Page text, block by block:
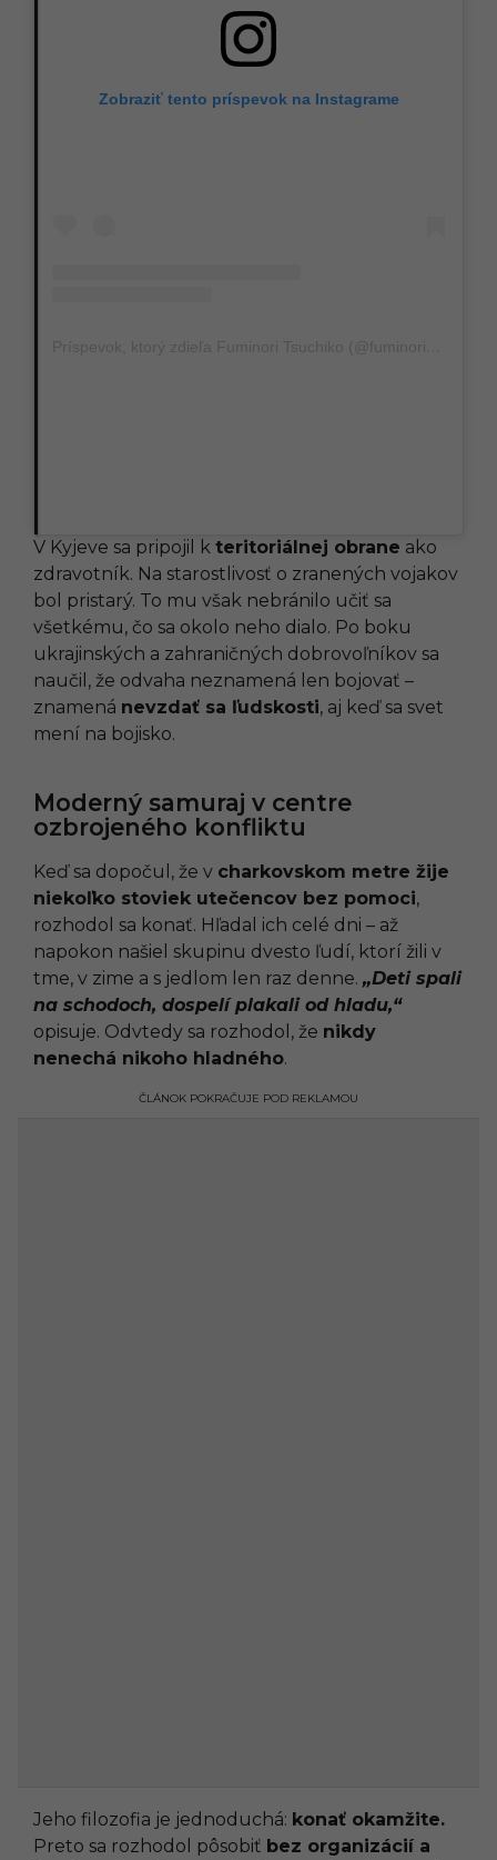
Zobraziť tento príspevok na Instagrame
V Kyjeve sa pripojil k teritoriálnej obrane ako
zdravotník. Na starostlivosť o zranených vojakov
bol pristarý. To mu však nebránilo učiť sa
všetkému, čo sa okolo neho dialo. Po boku
ukrajinských a zahraničných dobrovoľníkov sa
naučil, že odvaha neznamená len bojovať –
znamená nevzdať sa ľudskosti, aj keď sa svet
mení na bojisko.
Moderný samuraj v centre
ozbrojeného konfliktu
Keď sa dopočul, že v charkovskom metre žije
niekoľko stoviek utečencov bez pomoci,
rozhodol sa konať. Hľadal ich celé dni – až
napokon našiel skupinu dvesto ľudí, ktorí žili v
tme, v zime a s jedlom len raz denne. „Deti spali
na schodoch, dospelí plakali od hladu,“
opisuje. Odvtedy sa rozhodol, že nikdy
nenechá nikoho hladného.
ČLÁNOK POKRAČUJE POD REKLAMOU
Jeho filozofia je jednoduchá: konať okamžite.
Preto sa rozhodol pôsobiť bez organizácií a